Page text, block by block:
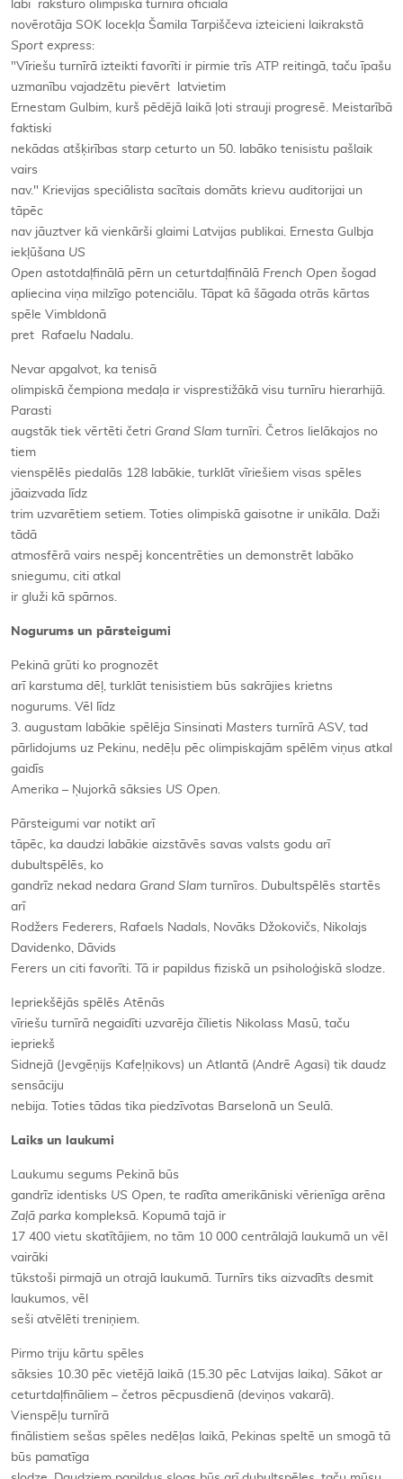
labi raksturo olimpiskā turnīra oficiālā
novērotāja SOK locekļa Šamila Tarpiščeva izteicieni laikrakstā
Sport express:
"Vīriešu turnīrā izteikti favorīti ir pirmie trīs ATP reitingā, taču īpašu
uzmanību vajadzētu pievērt latvietim
Ernestam Gulbim, kurš pēdējā laikā ļoti strauji progresē. Meistarībā
faktiski
nekādas atšķirības starp ceturto un 50. labāko tenisistu pašlaik
vairs
nav." Krievijas speciālista sacītais domāts krievu auditorijai un
tāpēc
nav jāuztver kā vienkārši glaimi Latvijas publikai. Ernesta Gulbja
iekļūšana US
Open astotdaļfinālā pērn un ceturtdaļfinālā French Open šogad
apliecina viņa milzīgo potenciālu. Tāpat kā šāgada otrās kārtas
spēle Vimbldonā
pret Rafaelu Nadalu.
Nevar apgalvot, ka tenisā
olimpiskā čempiona medaļa ir visprestižākā visu turnīru hierarhijā.
Parasti
augstāk tiek vērtēti četri Grand Slam turnīri. Četros lielākajos no
tiem
vienspēlēs piedalās 128 labākie, turklāt vīriešiem visas spēles
jāaizvada līdz
trim uzvarētiem setiem. Toties olimpiskā gaisotne ir unikāla. Daži
tādā
atmosfērā vairs nespēj koncentrēties un demonstrēt labāko
sniegumu, citi atkal
ir gluži kā spārnos.
Nogurums un pārsteigumi
Pekinā grūti ko prognozēt
arī karstuma dēļ, turklāt tenisistiem būs sakrājies krietns
nogurums. Vēl līdz
3. augustam labākie spēlēja Sinsinati Masters turnīrā ASV, tad
pārlidojums uz Pekinu, nedēļu pēc olimpiskajām spēlēm viņus atkal
gaidīs
Amerika – Ņujorkā sāksies US Open.
Pārsteigumi var notikt arī
tāpēc, ka daudzi labākie aizstāvēs savas valsts godu arī
dubultspēlēs, ko
gandrīz nekad nedara Grand Slam turnīros. Dubultspēlēs startēs
arī
Rodžers Federers, Rafaels Nadals, Novāks Džokovičs, Nikolajs
Davidenko, Dāvids
Ferers un citi favorīti. Tā ir papildus fiziskā un psiholoģiskā slodze.
Iepriekšējās spēlēs Atēnās
vīriešu turnīrā negaidīti uzvarēja čīlietis Nikolass Masū, taču
iepriekš
Sidnejā (Jevgēņijs Kafeļņikovs) un Atlantā (Andrē Agasi) tik daudz
sensāciju
nebija. Toties tādas tika piedzīvotas Barselonā un Seulā.
Laiks un laukumi
Laukumu segums Pekinā būs
gandrīz identisks US Open, te radīta amerikāniski vērienīga arēna
Zaļā parka kompleksā. Kopumā tajā ir
17 400 vietu skatītājiem, no tām 10 000 centrālajā laukumā un vēl
vairāki
tūkstoši pirmajā un otrajā laukumā. Turnīrs tiks aizvadīts desmit
laukumos, vēl
seši atvēlēti treniņiem.
Pirmo triju kārtu spēles
sāksies 10.30 pēc vietējā laikā (15.30 pēc Latvijas laika). Sākot ar
ceturtdaļfināliem – četros pēcpusdienā (deviņos vakarā).
Vienspēļu turnīrā
finālistiem sešas spēles nedēļas laikā, Pekinas speltē un smogā tā
būs pamatīga